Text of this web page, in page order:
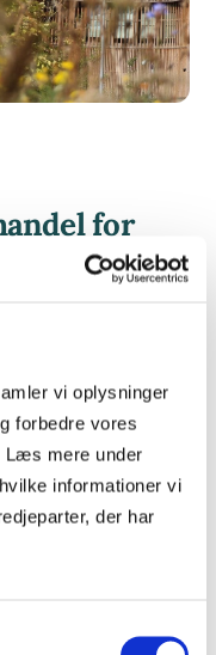
vi oplysninger
forbedre vores
Læs mere under
informationer vi
der har
for
2027. Pris pr. dag:
F/I
Pris pr. dag: 218
og faglærte job F/I